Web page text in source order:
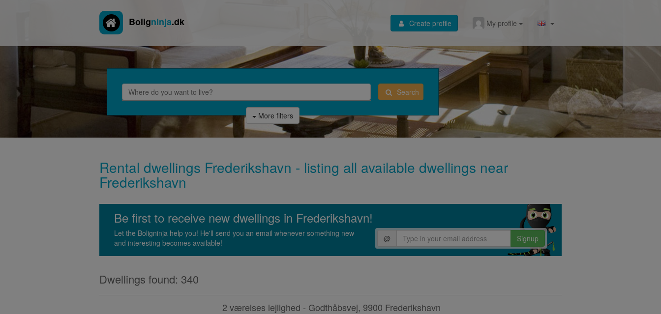
Boligninja.dk Create profile My profile
Search
More filters
Rental dwellings Frederikshavn - listing all available dwellings near
Frederikshavn
Be first to receive new dwellings in Frederikshavn!
Let the Boligninja help you! He'll send you an email whenever something new
and interesting becomes available!
@ Signup
Dwellings found: 340
2 værelses lejlighed - Godthåbsvej, 9900 Frederikshavn